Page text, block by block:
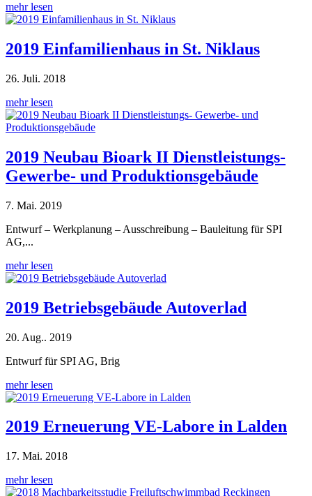
mehr lesen
2019 Einfamilienhaus in St. Niklaus
26. Juli. 2018
mehr lesen
2019 Neubau Bioark II Dienstleistungs-
Gewerbe- und Produktionsgebäude
7. Mai. 2019
Entwurf – Werkplanung – Ausschreibung – Bauleitung für SPI
AG,...
mehr lesen
2019 Betriebsgebäude Autoverlad
20. Aug.. 2019
Entwurf für SPI AG, Brig
mehr lesen
2019 Erneuerung VE-Labore in Lalden
17. Mai. 2018
mehr lesen